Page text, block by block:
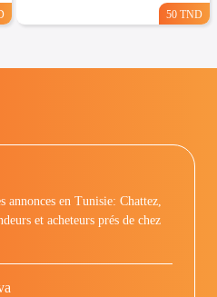
50 TND
annonces en Tunisie: Chattez,
et acheteurs prés de chez